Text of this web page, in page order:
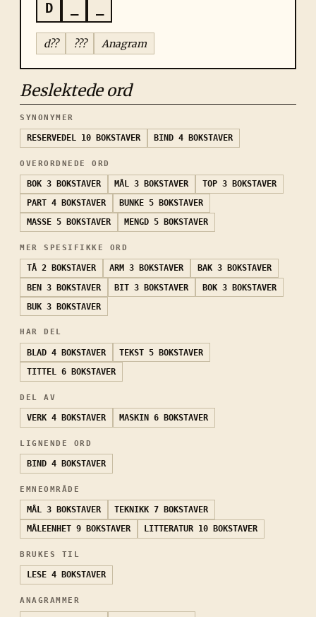
D
d?? ??? Anagram
Beslektede ord
SYNONYMER
RESERVEDEL 10 BOKSTAVER BIND 4 BOKSTAVER
OVERORDNEDE ORD
BOK 3 BOKSTAVER MÅL 3 BOKSTAVER TOP 3 BOKSTAVER
PART 4 BOKSTAVER BUNKE 5 BOKSTAVER
MASSE 5 BOKSTAVER MENGD 5 BOKSTAVER
MER SPESIFIKKE ORD
TÅ 2 BOKSTAVER ARM 3 BOKSTAVER BAK 3 BOKSTAVER
BEN 3 BOKSTAVER BIT 3 BOKSTAVER BOK 3 BOKSTAVER
BUK 3 BOKSTAVER
HAR DEL
BLAD 4 BOKSTAVER TEKST 5 BOKSTAVER
TITTEL 6 BOKSTAVER
DEL AV
VERK 4 BOKSTAVER MASKIN 6 BOKSTAVER
LIGNENDE ORD
BIND 4 BOKSTAVER
EMNEOMRÅDE
MÅL 3 BOKSTAVER TEKNIKK 7 BOKSTAVER
MÅLEENHET 9 BOKSTAVER LITTERATUR 10 BOKSTAVER
BRUKES TIL
LESE 4 BOKSTAVER
ANAGRAMMER